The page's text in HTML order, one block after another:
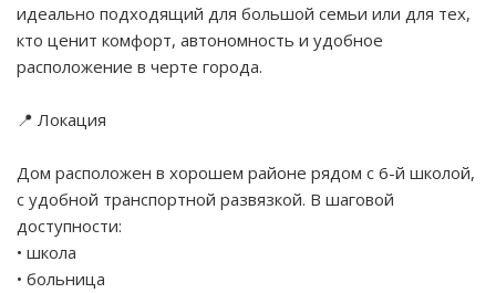
идеально подходящий для большой семьи или для тех,
кто ценит комфорт, автономность и удобное
расположение в черте города.
📍 Локация
Дом расположен в хорошем районе рядом с 6-й школой,
с удобной транспортной развязкой. В шаговой
доступности:
• школа
• больница